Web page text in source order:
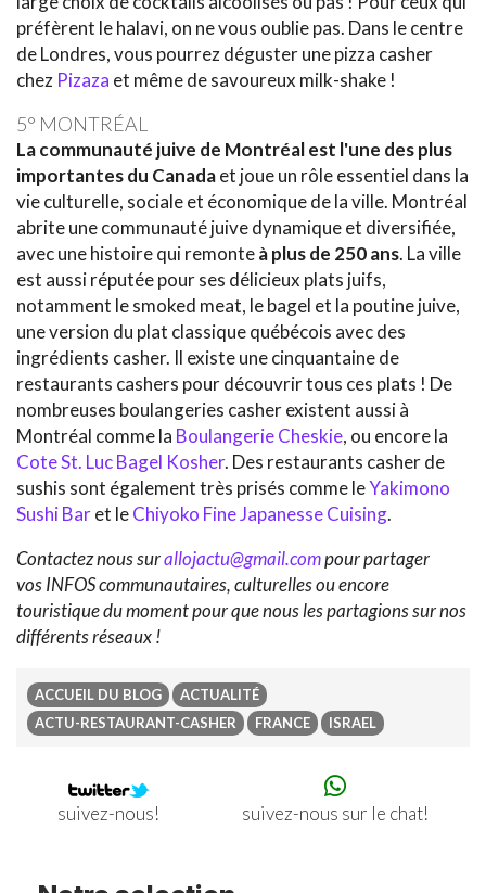
préfèrent le halavi, on ne vous oublie pas. Dans le centre
de Londres, vous pourrez déguster une pizza casher
chez Pizaza et même de savoureux milk-shake !
5° MONTRÉAL
La communauté juive de Montréal est l'une des plus
importantes du Canadaet joue un rôle essentiel dans la
vie culturelle, sociale et économique de la ville. Montréal
abrite une communauté juive dynamique et diversifiée,
avec une histoire qui remonteà plus de 250 ans. La ville
est aussi réputée pour ses délicieux plats juifs,
notamment le smoked meat, le bagel et la poutine juive,
une version du plat classique québécois avec des
ingrédients casher. Il existe une cinquantaine de
restaurants cashers pour découvrir tous ces plats ! De
nombreuses boulangeries casher existent aussi à
Montréal comme la Boulangerie Cheskie, ou encore la
Cote St. Luc Bagel Kosher. Des restaurants casher de
sushis sont également très prisés comme leYakimono
Sushi Baret leChiyoko Fine Japanesse Cuising.
Contactez nous surallojactu@gmail.compour partager
vos INFOS communautaires, culturelles ou encore
touristique du moment pour que nous les partagions sur nos
différents réseaux !
ACCUEIL DU BLOG
ACTUALITÉ
ACTU-RESTAURANT-CASHER
FRANCE ISRAEL
suivez-nous! suivez-nous sur le chat!
Previous